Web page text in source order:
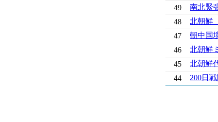
49
南北緊
48
北朝鮮
47
朝中国
46
北朝鮮
45
北朝鮮
44
200日